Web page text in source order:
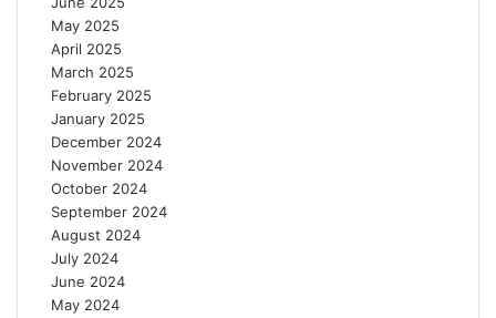
May 2025
April 2025
March 2025
February 2025
January 2025
December 2024
November 2024
October 2024
September 2024
August 2024
July 2024
June 2024
May 2024